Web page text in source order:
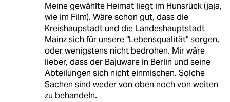
Meine gewählte Heimat liegt im Hunsrück (jaja,
wie im Film). Wäre schon gut, dass die
Kreishaupstadt und die Landeshauptstadt
Mainz sich für unsere "Lebensqualität" sorgen,
oder wenigstens nicht bedrohen. Mir wäre
lieber, dass der Bajuware in Berlin und seine
Abteilungen sich nicht einmischen. Solche
Sachen sind weder von oben noch von weiten
zu behandeln.